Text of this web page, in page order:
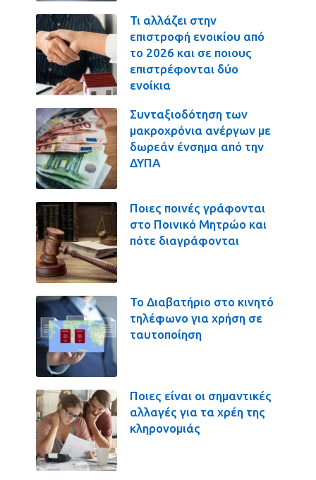
Τι αλλάζει στην
επιστροφή ενοικίου από
το 2026 και σε ποιους
επιστρέφονται δύο
ενοίκια
Συνταξιοδότηση των
μακροχρόνια ανέργων με
δωρεάν ένσημα από την
ΔΥΠΑ
Ποιες ποινές γράφονται
στο Ποινικό Μητρώο και
πότε διαγράφονται
Το Διαβατήριο στο κινητό
τηλέφωνο για χρήση σε
ταυτοποίηση
Ποιες είναι οι σημαντικές
αλλαγές για τα χρέη της
κληρονομιάς